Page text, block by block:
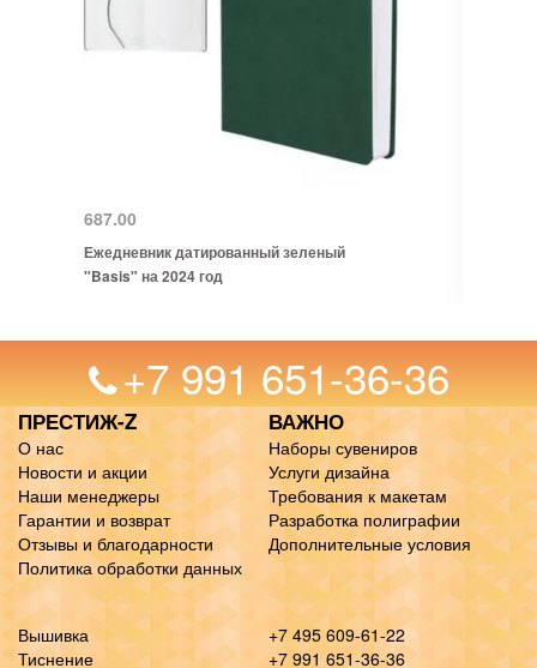
687.00
Ежедневник датированный зеленый
"Basis" на 2024 год
+7 991 651-36-36
ПРЕСТИЖ-Z
О нас
Новости и акции
Наши менеджеры
Гарантии и возврат
Отзывы и благодарности
Политика обработки данных
ВАЖНО
Наборы сувениров
Услуги дизайна
Требования к макетам
Разработка полиграфии
Дополнительные условия
Вышивка
Тиснение
+7 495 609-61-22
+7 991 651-36-36